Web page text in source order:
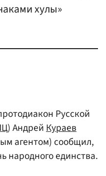
хулы»
Русской
) АндрейКураев
агентом) сообщил,
народного единства.